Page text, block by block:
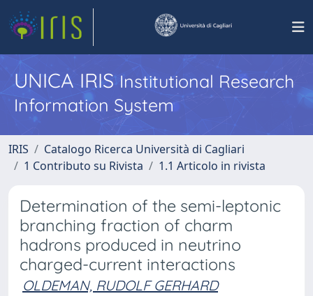
UNICA IRISInstitutional Research
Information System
IRIS
Catalogo Ricerca Università di Cagliari
1 Contributo su Rivista
1.1 Articolo in rivista
Determination of the semi-leptonic
branching fraction of charm
hadrons produced in neutrino
charged-current interactions
OLDEMAN, RUDOLF GERHARD